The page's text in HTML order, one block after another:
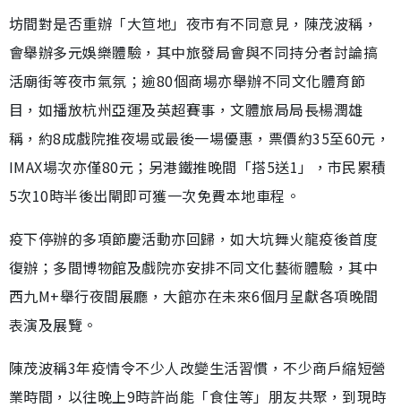
坊間對是否重辦「大笪地」夜市有不同意見，陳茂波稱，
會舉辦多元娛樂體驗，其中旅發局會與不同持分者討論搞
活廟街等夜市氣氛；逾80個商場亦舉辦不同文化體育節
目，如播放杭州亞運及英超賽事，文體旅局局長楊潤雄
稱，約8成戲院推夜場或最後一場優惠，票價約35至60元，
IMAX場次亦僅80元；另港鐵推晚間「搭5送1」，市民累積
5次10時半後出閘即可獲一次免費本地車程。
疫下停辦的多項節慶活動亦回歸，如大坑舞火龍疫後首度
復辦；多間博物館及戲院亦安排不同文化藝術體驗，其中
西九M+舉行夜間展廳，大館亦在未來6個月呈獻各項晚間
表演及展覽。
陳茂波稱3年疫情令不少人改變生活習慣，不少商戶縮短營
業時間，以往晚上9時許尚能「食住等」朋友共聚，到現時